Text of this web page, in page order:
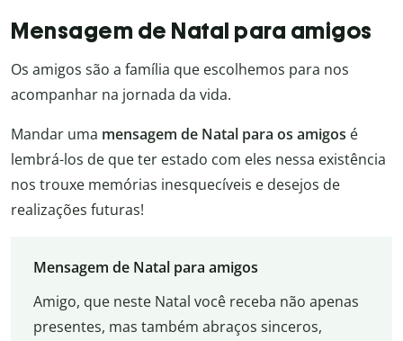
Mensagem de Natal para amigos
Os amigos são a família que escolhemos para nos
acompanhar na jornada da vida.
Mandar uma mensagem de Natal para os amigos é
lembrá-los de que ter estado com eles nessa existência
nos trouxe memórias inesquecíveis e desejos de
realizações futuras!
Mensagem de Natal para amigos
Amigo, que neste Natal você receba não apenas
presentes, mas também abraços sinceros,